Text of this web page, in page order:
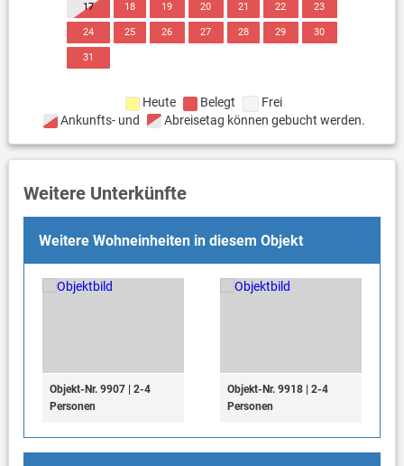
17 18 19 20 21 22 23
24 25 26 27 28 29 30
31
Heute Belegt
Frei
Ankunfts- und
Abreisetag können gebucht werden.
Weitere Unterkünfte
Weitere Wohneinheiten in diesem Objekt
Objekt-Nr. 9907 | 2-4
Personen
Objekt-Nr. 9918 | 2-4
Personen